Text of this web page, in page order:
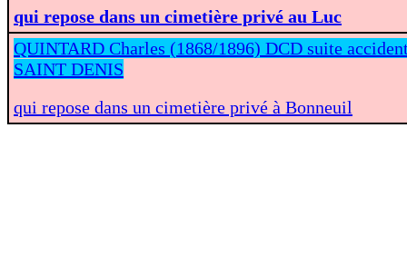
qui repose dans un cimetière privé au Luc
QUINTARD Charles (1868/1896) DCD suite
SAINT DENIS
qui repose dans un cimetière privé à Bonneuil